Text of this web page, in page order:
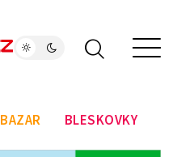
BAZAR BLESKOVKY